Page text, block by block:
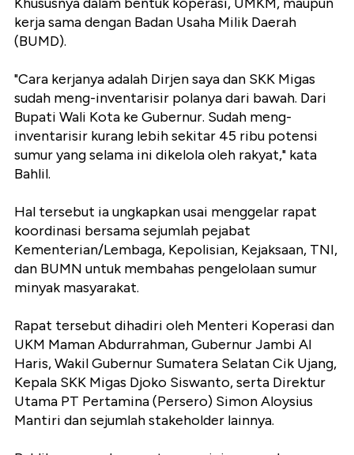
kerja sama dengan Badan Usaha Milik Daerah
(BUMD).
"Cara kerjanya adalah Dirjen saya dan SKK Migas
sudah meng-inventarisir polanya dari bawah. Dari
Bupati Wali Kota ke Gubernur. Sudah meng-
inventarisir kurang lebih sekitar 45 ribu potensi
sumur yang selama ini dikelola oleh rakyat," kata
Bahlil.
Hal tersebut ia ungkapkan usai menggelar rapat
koordinasi bersama sejumlah pejabat
Kementerian/Lembaga, Kepolisian, Kejaksaan, TNI,
dan BUMN untuk membahas pengelolaan sumur
minyak masyarakat.
Rapat tersebut dihadiri oleh Menteri Koperasi dan
UKM Maman Abdurrahman, Gubernur Jambi Al
Haris, Wakil Gubernur Sumatera Selatan Cik Ujang,
Kepala SKK Migas Djoko Siswanto, serta Direktur
Utama PT Pertamina (Persero) Simon Aloysius
Mantiri dan sejumlah stakeholder lainnya.